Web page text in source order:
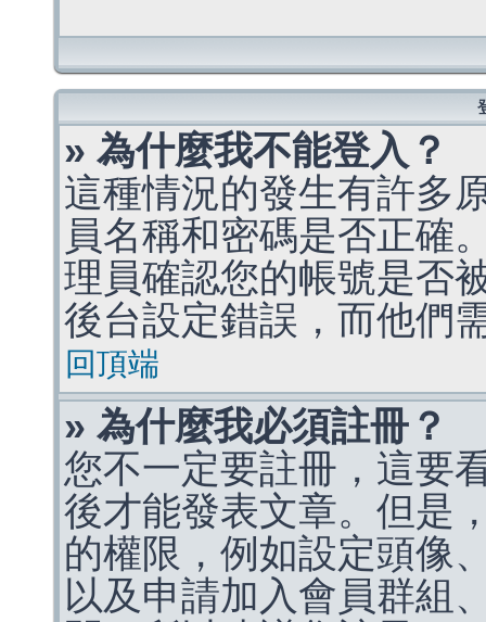
» 為什麼我不能登入？
這種情況的發生有許多
員名稱和密碼是否正確
理員確認您的帳號是否
後台設定錯誤，而他們
回頂端
» 為什麼我必須註冊？
您不一定要註冊，這要
後才能發表文章。但是
的權限，例如設定頭像
以及申請加入會員群組